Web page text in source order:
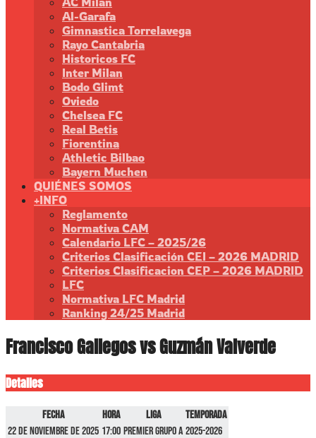
Al-Garafa
Gimnastica Torrelavega
Rayo Cantabria
Historicos FC
Inter Milan
Bodo Glimt
Oviedo
Chelsea FC
Real Betis
Fiorentina
Athletic Bilbao
Bayern Muchen
QUIÉNES SOMOS
+INFO
Reglamento
Normativa CAM
Calendario LFC – 2025/26
Criterios Clasificación CEI – 2026 MADRID
Criterios Clasificacion CEP – 2026 MADRID
LFC
Normativa LFC Madrid
Ranking 24/25 Madrid
Francisco Gallegos vs Guzmán Valverde
Detalles
Fecha Hora Liga
Temporada
22 de noviembre de 2025 17:00 Premier GRUPO A 2025-2026